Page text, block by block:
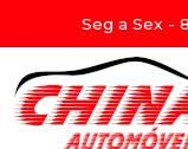
Seg a Sex -